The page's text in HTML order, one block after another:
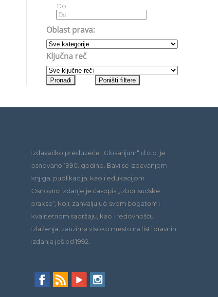
Do
Oblast prava:
Ključna reč
Izdavačko preduzeće „Glosarijum“ d.o.o. je
osnovano 1990. godine. Bavi se izdavanjem
knjiga, publikacija, kao i edukacijom.
Osnovno izdanje je časopis „Izbor sudske
prakse“, koji, zahvaljujući svom bogatom i
kvalitetnom sadržaju, kao i redovnošću
izlaženja, zauzima visoko mesto na listi pravnih
izdanja još od 1992.